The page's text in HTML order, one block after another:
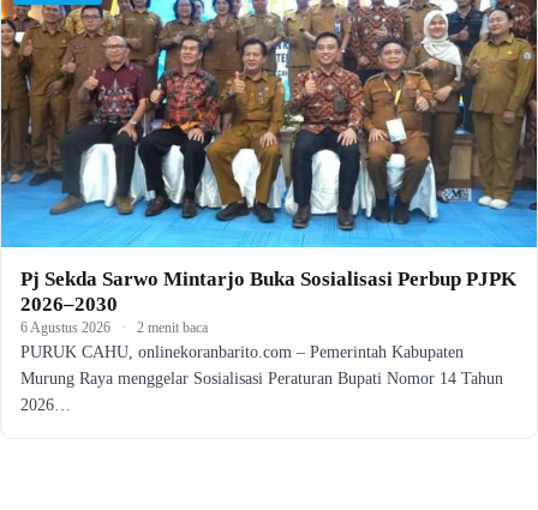
Pj Sekda Sarwo Mintarjo Buka Sosialisasi Perbup PJPK
2026–2030
6 Agustus 2026 · 2 menit baca
PURUK CAHU, onlinekoranbarito.com – Pemerintah Kabupaten
Murung Raya menggelar Sosialisasi Peraturan Bupati Nomor 14 Tahun
2026…